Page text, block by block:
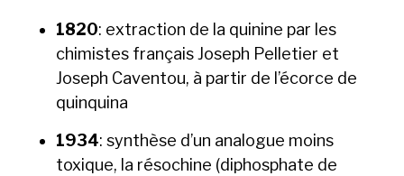
1820: extraction de la quinine par les
chimistes français Joseph Pelletier et
Joseph Caventou, à partir de l’écorce de
quinquina
1934: synthèse d’un analogue moins
toxique, la résochine (diphosphate de